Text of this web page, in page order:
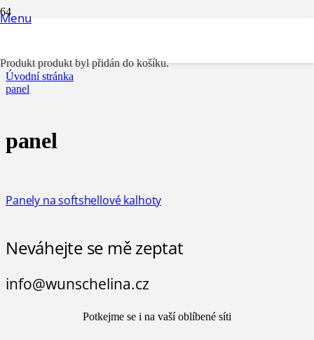
Menu
Produktprodukt byl přidán do košíku.
Úvodní stránka
panel
panel
Panely na softshellové kalhoty
Neváhejte se mě zeptat
info@wunschelina.cz
Potkejme se i na vaší oblíbené síti